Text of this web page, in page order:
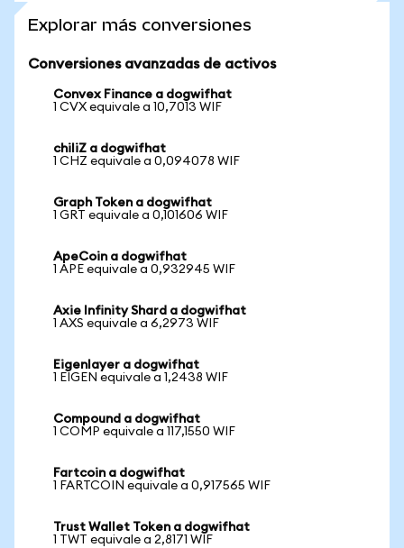
Explorar más conversiones
Conversiones avanzadas de activos
Convex Finance a dogwifhat
1 CVX equivale a 10,7013 WIF
chiliZ a dogwifhat
1 CHZ equivale a 0,094078 WIF
Graph Token a dogwifhat
1 GRT equivale a 0,101606 WIF
ApeCoin a dogwifhat
1 APE equivale a 0,932945 WIF
Axie Infinity Shard a dogwifhat
1 AXS equivale a 6,2973 WIF
Eigenlayer a dogwifhat
1 EIGEN equivale a 1,2438 WIF
Compound a dogwifhat
1 COMP equivale a 117,1550 WIF
Fartcoin a dogwifhat
1 FARTCOIN equivale a 0,917565 WIF
Trust Wallet Token a dogwifhat
1 TWT equivale a 2,8171 WIF